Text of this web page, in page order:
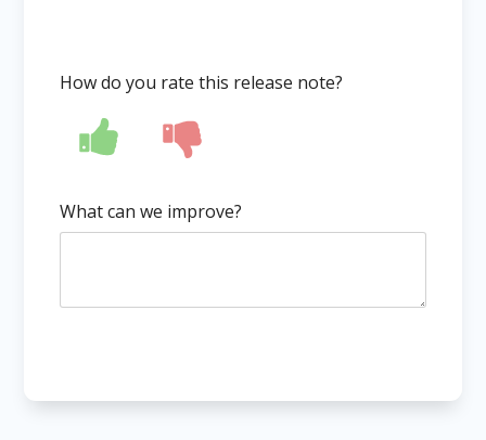
How do you rate this release note?
What can we improve?